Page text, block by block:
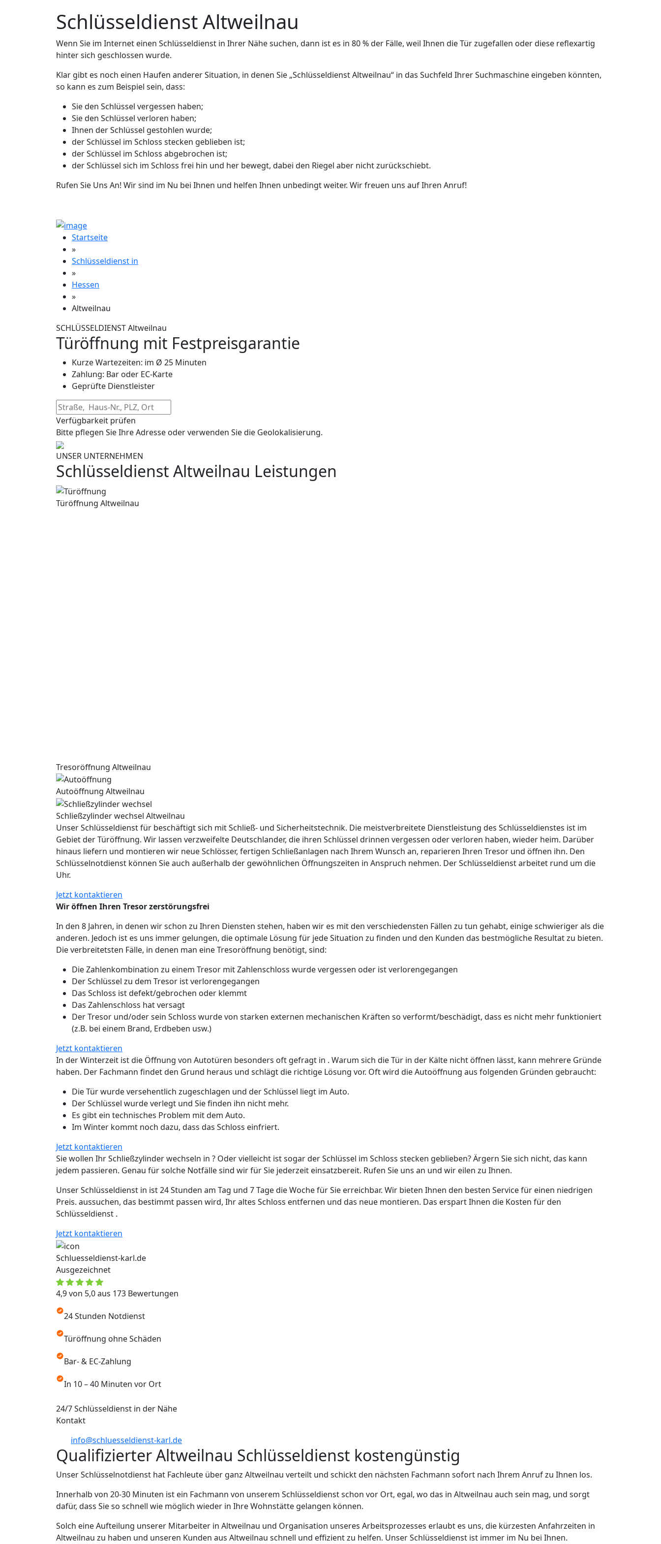
Schlüsseldienst Altweilnau
Wenn Sie im Internet einen Schlüsseldienst in Ihrer Nähe suchen, dann ist es in 80 % der Fälle, weil Ihnen die Tür zugefallen oder diese reflexartig
hinter sich geschlossen wurde.
Klar gibt es noch einen Haufen anderer Situation, in denen Sie „Schlüsseldienst Altweilnau“ in das Suchfeld Ihrer Suchmaschine eingeben könnten,
so kann es zum Beispiel sein, dass:
Sie den Schlüssel vergessen haben;
Sie den Schlüssel verloren haben;
Ihnen der Schlüssel gestohlen wurde;
der Schlüssel im Schloss stecken geblieben ist;
der Schlüssel im Schloss abgebrochen ist;
der Schlüssel sich im Schloss frei hin und her bewegt, dabei den Riegel aber nicht zurückschiebt.
Rufen Sie Uns An! Wir sind im Nu bei Ihnen und helfen Ihnen unbedingt weiter. Wir freuen uns auf Ihren Anruf!
Startseite
»
Schlüsseldienst in
»
Hessen
»
Altweilnau
SCHLÜSSELDIENST Altweilnau
Türöffnung mit Festpreisgarantie
Kurze Wartezeiten: im Ø 25 Minuten
Zahlung: Bar oder EC-Karte
Geprüfte Dienstleister
Verfügbarkeit prüfen
Bitte pflegen Sie Ihre Adresse oder verwenden Sie die Geolokalisierung.
UNSER UNTERNEHMEN
Schlüsseldienst Altweilnau Leistungen
Türöffnung Altweilnau
Tresoröffnung Altweilnau
Autoöffnung Altweilnau
Schließzylinder wechsel Altweilnau
Unser Schlüsseldienst für beschäftigt sich mit Schließ- und Sicherheitstechnik. Die meistverbreitete Dienstleistung des Schlüsseldienstes ist im
Gebiet der Türöffnung. Wir lassen verzweifelte Deutschlander, die ihren Schlüssel drinnen vergessen oder verloren haben, wieder heim. Darüber
hinaus liefern und montieren wir neue Schlösser, fertigen Schließanlagen nach Ihrem Wunsch an, reparieren Ihren Tresor und öffnen ihn. Den
Schlüsselnotdienst können Sie auch außerhalb der gewöhnlichen Öffnungszeiten in Anspruch nehmen. Der Schlüsseldienst arbeitet rund um die
Uhr.
Jetzt kontaktieren
Wir öffnen Ihren Tresor zerstörungsfrei
In den 8 Jahren, in denen wir schon zu Ihren Diensten stehen, haben wir es mit den verschiedensten Fällen zu tun gehabt, einige schwieriger als die
anderen. Jedoch ist es uns immer gelungen, die optimale Lösung für jede Situation zu finden und den Kunden das bestmögliche Resultat zu bieten.
Die verbreitetsten Fälle, in denen man eine Tresoröffnung benötigt, sind:
Die Zahlenkombination zu einem Tresor mit Zahlenschloss wurde vergessen oder ist verlorengegangen
Der Schlüssel zu dem Tresor ist verlorengegangen
Das Schloss ist defekt/gebrochen oder klemmt
Das Zahlenschloss hat versagt
Der Tresor und/oder sein Schloss wurde von starken externen mechanischen Kräften so verformt/beschädigt, dass es nicht mehr funktioniert
(z.B. bei einem Brand, Erdbeben usw.)
Jetzt kontaktieren
In der Winterzeit ist die Öffnung von Autotüren besonders oft gefragt in . Warum sich die Tür in der Kälte nicht öffnen lässt, kann mehrere Gründe
haben. Der Fachmann findet den Grund heraus und schlägt die richtige Lösung vor. Oft wird die Autoöffnung aus folgenden Gründen gebraucht:
Die Tür wurde versehentlich zugeschlagen und der Schlüssel liegt im Auto.
Der Schlüssel wurde verlegt und Sie finden ihn nicht mehr.
Es gibt ein technisches Problem mit dem Auto.
Im Winter kommt noch dazu, dass das Schloss einfriert.
Jetzt kontaktieren
Sie wollen Ihr Schließzylinder wechseln in ? Oder vielleicht ist sogar der Schlüssel im Schloss stecken geblieben? Ärgern Sie sich nicht, das kann
jedem passieren. Genau für solche Notfälle sind wir für Sie jederzeit einsatzbereit. Rufen Sie uns an und wir eilen zu Ihnen.
Unser Schlüsseldienst in ist 24 Stunden am Tag und 7 Tage die Woche für Sie erreichbar. Wir bieten Ihnen den besten Service für einen niedrigen
Preis. aussuchen, das bestimmt passen wird, Ihr altes Schloss entfernen und das neue montieren. Das erspart Ihnen die Kosten für den
Schlüsseldienst .
Jetzt kontaktieren
Schluesseldienst-karl.de
Ausgezeichnet
4,9 von 5,0 aus 173 Bewertungen
24 Stunden Notdienst
Türöffnung ohne Schäden
Bar- & EC-Zahlung
In 10 – 40 Minuten vor Ort
24/7 Schlüsseldienst in der Nähe
Kontakt
info@schluesseldienst-karl.de
Qualifizierter Altweilnau Schlüsseldienst kostengünstig
Unser Schlüsselnotdienst hat Fachleute über ganz Altweilnau verteilt und schickt den nächsten Fachmann sofort nach Ihrem Anruf zu Ihnen los.
Innerhalb von 20-30 Minuten ist ein Fachmann von unserem Schlüsseldienst schon vor Ort, egal, wo das in Altweilnau auch sein mag, und sorgt
dafür, dass Sie so schnell wie möglich wieder in Ihre Wohnstätte gelangen können.
Solch eine Aufteilung unserer Mitarbeiter in Altweilnau und Organisation unseres Arbeitsprozesses erlaubt es uns, die kürzesten Anfahrzeiten in
Altweilnau zu haben und unseren Kunden aus Altweilnau schnell und effizient zu helfen. Unser Schlüsseldienst ist immer im Nu bei Ihnen.